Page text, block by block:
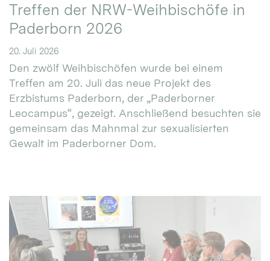
Treffen der NRW-Weihbischöfe in
Paderborn 2026
20. Juli 2026
Den zwölf Weihbischöfen wurde bei einem
Treffen am 20. Juli das neue Projekt des
Erzbistums Paderborn, der „Paderborner
Leocampus“, gezeigt. Anschließend besuchten sie
gemeinsam das Mahnmal zur sexualisierten
Gewalt im Paderborner Dom.